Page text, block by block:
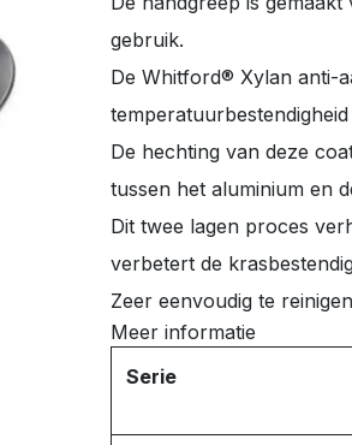
gebruik.
De Whitford® Xylan anti-
De hechting van deze
tussen het aluminium en
Dit twee lagen proces
verbetert de
Zeer eenvoudig te
Meer informatie
Serie